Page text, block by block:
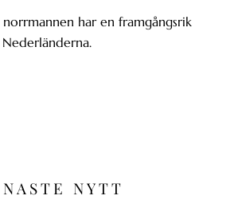
norrmannen har en framgångsrik
NYTT